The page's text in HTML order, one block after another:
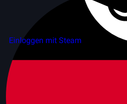
Einloggen mit Steam